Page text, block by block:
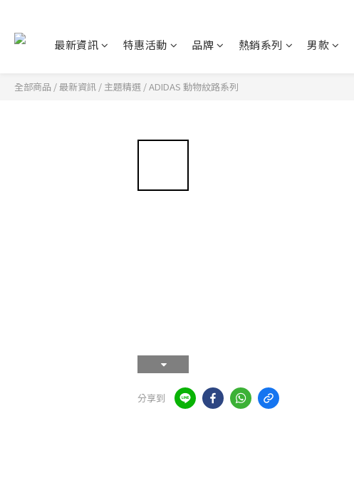
最新資訊 特惠活動 品牌 熱銷系列 男款
全部商品 /最新資訊 / 主題精選 /ADIDAS 動物紋路系列
分享到